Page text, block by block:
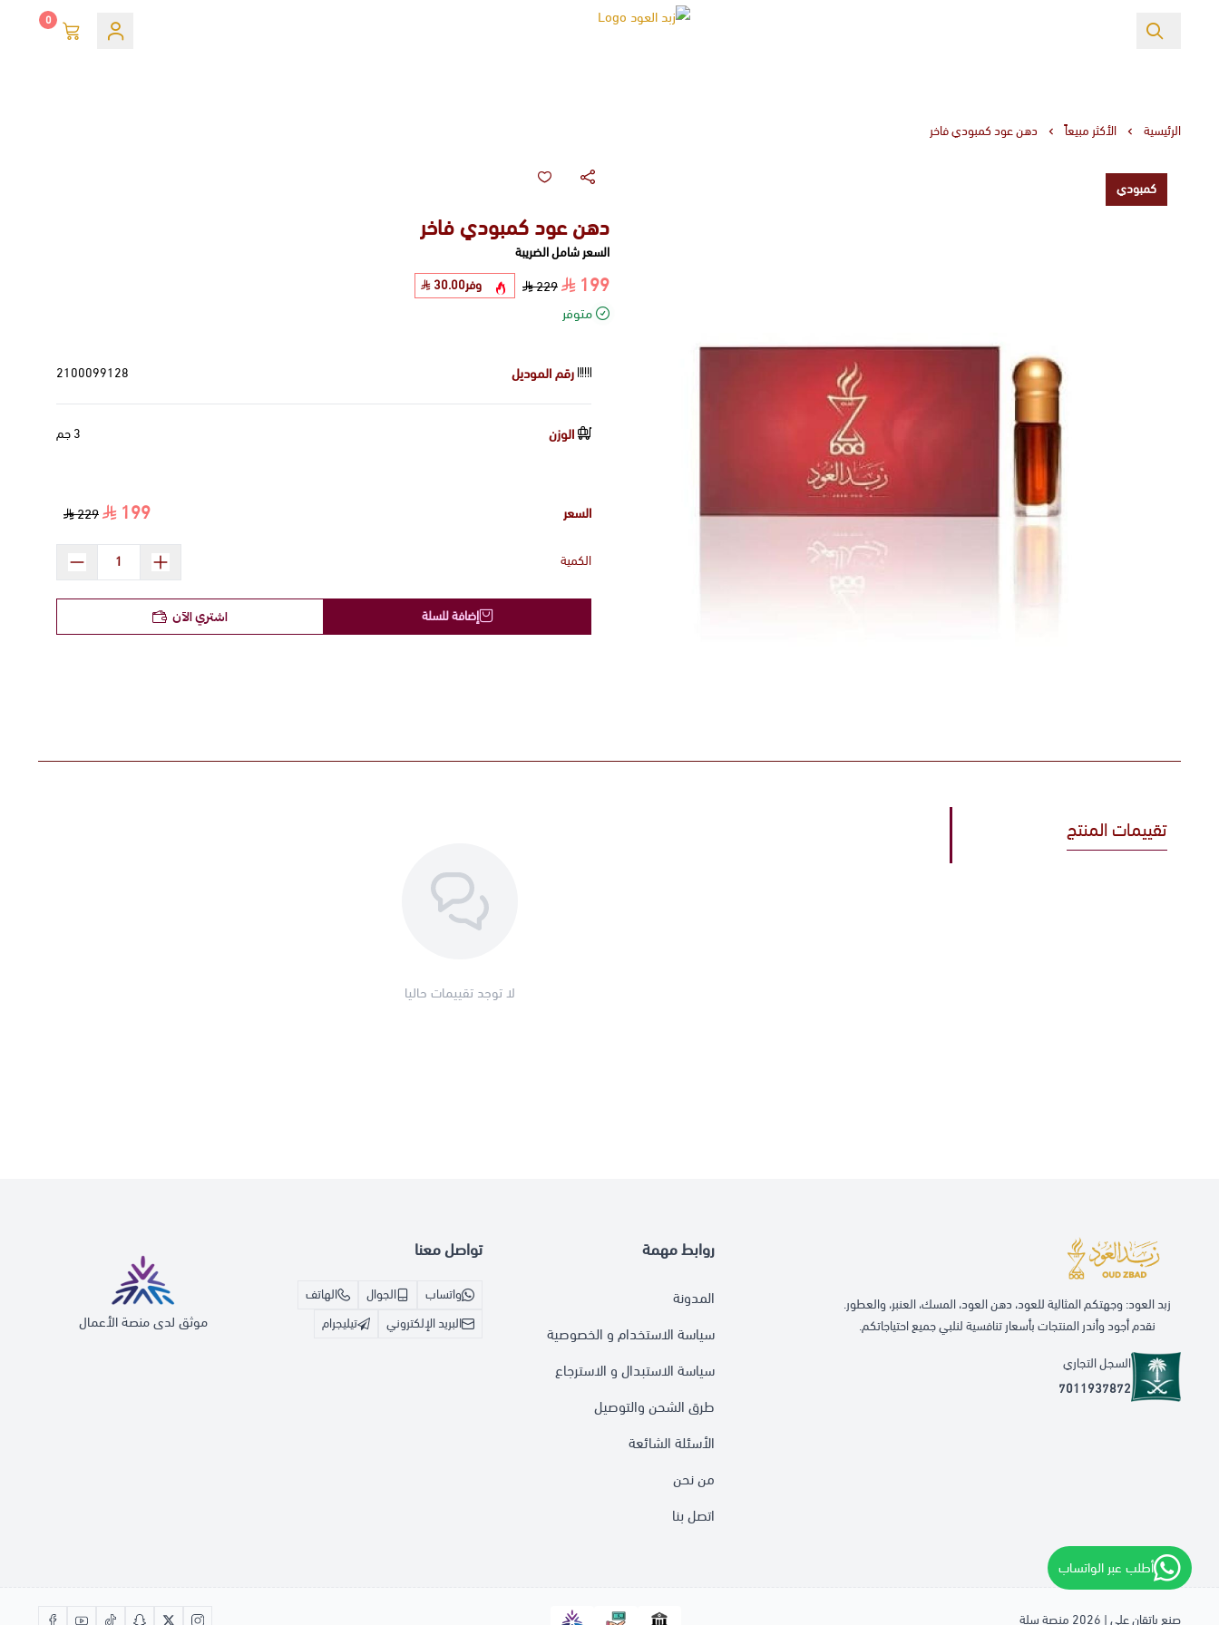
0
الرئيسية الأكثر مبيعاً دهن عود كمبودي فاخر
كمبودي
دهن عود كمبودي فاخر
السعر شامل الضريبة
199
229 وفر30.00
متوفر
رقم الموديل 2100099128
الوزن 3 جم
السعر 199
229
الكمية
إضافة للسلة اشتري الآن
تقييمات المنتج
لا توجد تقييمات حاليا
زبد العود: وجهتكم المثالية للعود، دهن العود، المسك، العنبر، والعطور.
نقدم أجود وأندر المنتجات بأسعار تنافسية لنلبي جميع احتياجاتكم.
السجل التجاري
7011937872
روابط مهمة
المدونة
سياسة الاستخدام و الخصوصية
سياسة الاستبدال و الاسترجاع
طرق الشحن والتوصيل
الأسئلة الشائعة
من نحن
اتصل بنا
تواصل معنا
واتساب الجوال
الهاتف
البريد الإلكتروني
تيليجرام موثق لدى منصة الأعمال
صنع بإتقان على | 2026 منصة سلة
أطلب عبر الواتساب